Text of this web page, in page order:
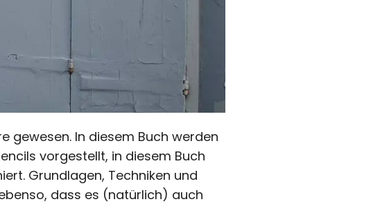
gewesen. In diesem Buch werden
vorgestellt, in diesem Buch
Grundlagen, Techniken und
dass es (natürlich) auch